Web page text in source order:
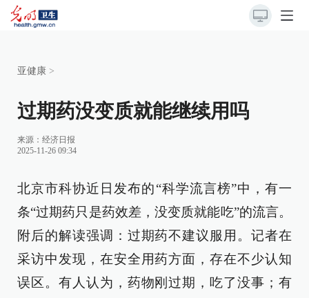
亚健康 >
过期药没变质就能继续用吗
来源： 经济日报
2025-11-26 09:34
北京市科协近日发布的“科学流言榜”中，有一
条“过期药只是药效差，没变质就能吃”的流言。
附后的解读强调：过期药不建议服用。记者在
采访中发现，在安全用药方面，存在不少认知
误区。有人认为，药物刚过期，吃了没事；有